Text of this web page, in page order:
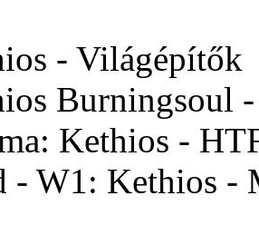
- Világépítők
Burningsoul
Kethios -
- W1: Kethios -